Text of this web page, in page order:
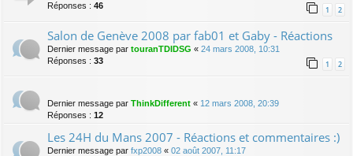
Réponses : 46 1 2
Salon de Genève 2008 par fab01 et Gaby - Réactions
Dernier message par touranTDIDSG « 24 mars 2008, 10:31
Réponses : 33 1 2
Dernier message par ThinkDifferent « 12 mars 2008, 20:39
Réponses : 12
Les 24H du Mans 2007 - Réactions et commentaires :)
Dernier message par fxp2008 « 02 août 2007, 11:17